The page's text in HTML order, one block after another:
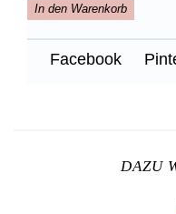
In den Warenkorb
Facebook
DAZU